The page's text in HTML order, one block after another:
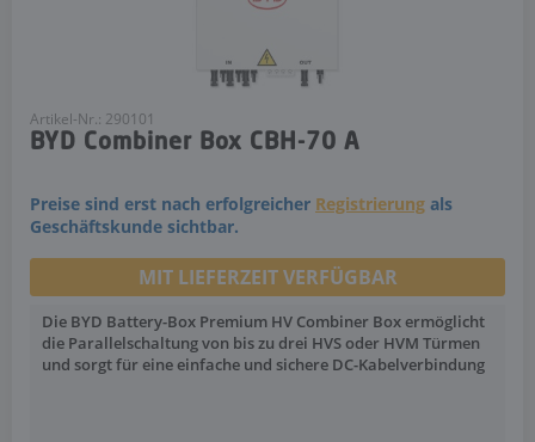
Artikel-Nr.: 290101
BYD Combiner Box CBH-70 A
Preise sind erst nach erfolgreicher Registrierung als
Geschäftskunde sichtbar.
MIT LIEFERZEIT VERFÜGBAR
Die BYD Battery-Box Premium HV Combiner Box ermöglicht
die Parallelschaltung von bis zu drei HVS oder HVM Türmen
und sorgt für eine einfache und sichere DC-Kabelverbindung